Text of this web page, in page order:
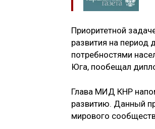
Приоритетной
развития на период
потребностями
Юга, пообещал
Глава МИД КНР
развитию. Данный
мирового